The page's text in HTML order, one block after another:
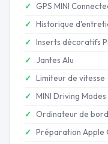
GPS MINI
Historique
Inserts décoratifs
Jantes Alu
Limiteur de vitesse
MINI Driving Modes
Ordinateur de bord
Préparation Apple